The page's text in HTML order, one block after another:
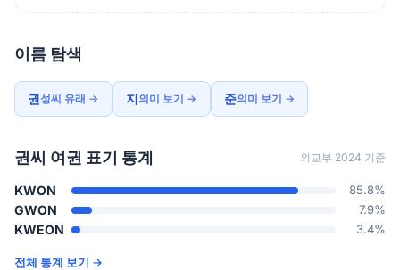
이름 탐색
권성씨 유래 → 지의미 보기 → 준의미 보기 →
권씨 여권 표기 통계 외교부 2024 기준
KWON 85.8%
GWON 7.9%
KWEON 3.4%
전체 통계 보기 →